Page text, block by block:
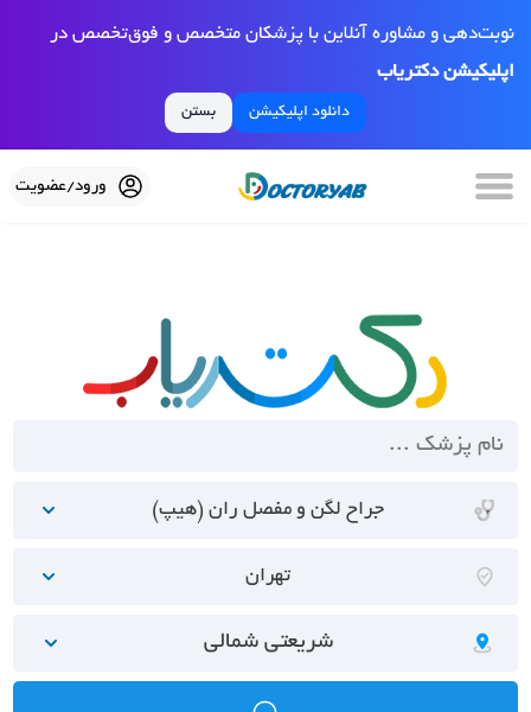
نوبت‌دهی و مشاوره آنلاین با پزشکان متخصص و فوق‌تخصص در
اپلیکیشن دکتریاب
دانلود اپلیکیشن بستن
ورود/عضویت
جراح لگن و مفصل ران (هیپ)
تهران
شریعتی شمالی